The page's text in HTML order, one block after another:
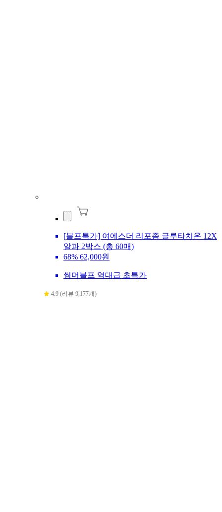
[블프특가] 여에스더 리포좀 글루타치온 12X
알파 2박스 (총 60매)
68% 62,000원
썸머블프 역대급 초특가
4.9 (리뷰 9,177개)